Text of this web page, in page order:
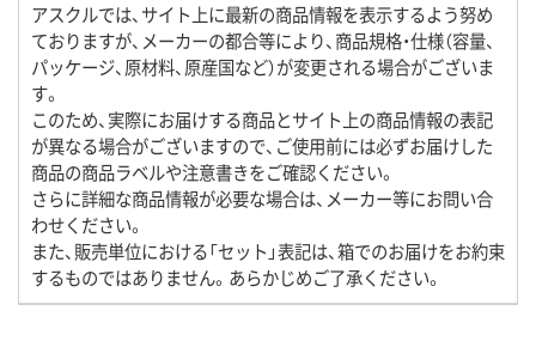
アスクルでは、サイト上に最新の商品情報を表示するよう努め
ておりますが、メーカーの都合等により、商品規格・仕様（容量、
パッケージ、原材料、原産国など）が変更される場合がございま
す。
このため、実際にお届けする商品とサイト上の商品情報の表記
が異なる場合がございますので、ご使用前には必ずお届けした
商品の商品ラベルや注意書きをご確認ください。
さらに詳細な商品情報が必要な場合は、メーカー等にお問い合
わせください。
また、販売単位における「セット」表記は、箱でのお届けをお約束
するものではありません。あらかじめご了承ください。